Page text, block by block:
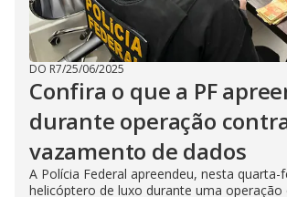
DO R7/25/06/2025
Confira o que a PF
durante operação
vazamento de dados
A Polícia Federal apreendeu, nesta quarta-
helicóptero de luxo durante uma operação